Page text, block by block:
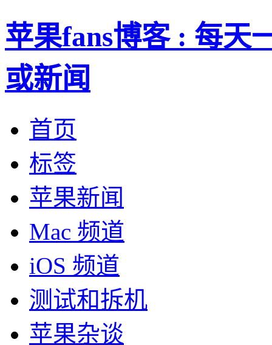
苹果fans博客 : 每天
或新闻
首页
标签
苹果新闻
Mac 频道
iOS 频道
测试和拆机
苹果杂谈